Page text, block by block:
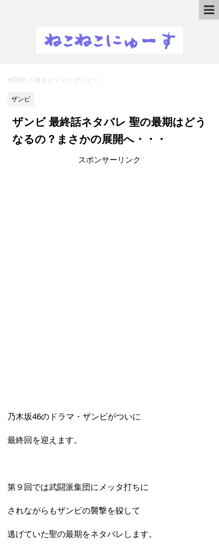
HOME > 過去ドラマ > ザンビ >
ザンビ
ザンビ 最終話ネタバレ 聖の最期はどう
なるの？まさかの展開へ・・・
スポンサーリンク
乃木坂46のドラマ・ザンビがついに
最終回を迎えます。
第９回では武闘派集団にメッタ打ちに
されながらもザンビの襲撃を躱して
逃げていた聖の最期をネタバレします。